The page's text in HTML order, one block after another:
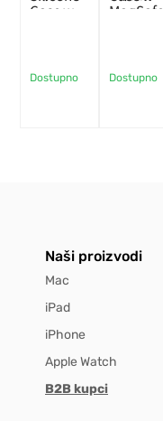
Case w
Dostupno
MagSafe
Dostupno
Naši proizvodi
Mac
iPad
iPhone
Apple Watch
B2B kupci